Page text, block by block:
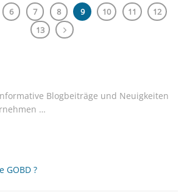
6 7 8 9 10 11
12
13
Blogbeiträge und Neuigkeiten
…
GOBD ?